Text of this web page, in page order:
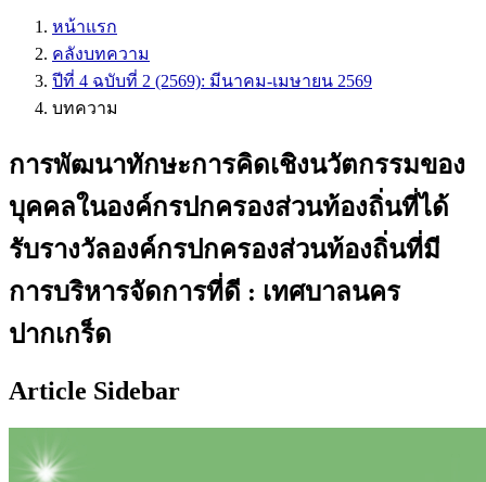
หน้าแรก
คลังบทความ
ปีที่ 4 ฉบับที่ 2 (2569): มีนาคม-เมษายน 2569
บทความ
การพัฒนาทักษะการคิดเชิงนวัตกรรมของ
บุคคลในองค์กรปกครองส่วนท้องถิ่นที่ได้
รับรางวัลองค์กรปกครองส่วนท้องถิ่นที่มี
การบริหารจัดการที่ดี : เทศบาลนคร
ปากเกร็ด
Article Sidebar